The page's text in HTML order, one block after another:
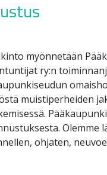
myönnetään
ry:n
muistiperheiden
Olemme
ohjaten,